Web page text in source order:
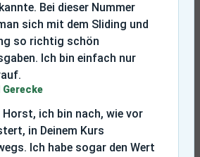
Bei dieser Nummer
sich mit dem Sliding und
so richtig schön
Ich bin einfach nur
Gerecke
Horst, ich bin nach, wie vor
in Deinem Kurs
Ich habe sogar den Wert